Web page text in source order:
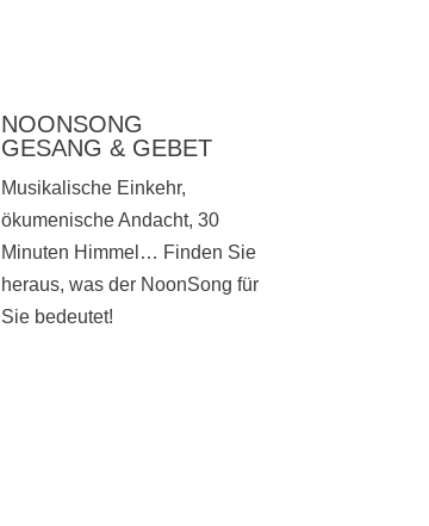
NOONSONG
GESANG & GEBET
Musikalische Einkehr,
ökumenische Andacht, 30
Minuten Himmel… Finden Sie
heraus, was der NoonSong für
Sie bedeutet!